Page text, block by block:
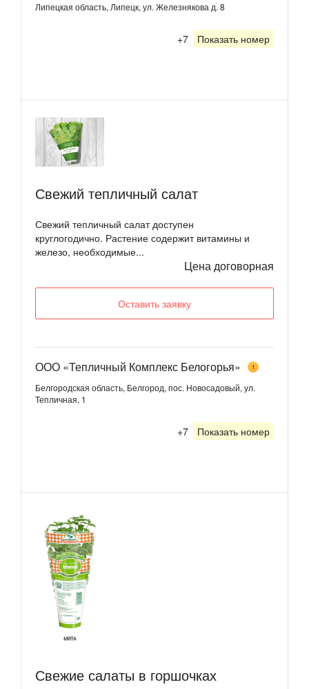
Липецкая область, Липецк, ул. Железнякова д. 8
+7 Показать номер
Свежий тепличный салат
Свежий тепличный салат доступен
круглогодично. Растение содержит витамины и
железо, необходимые...
Цена договорная
Оставить заявку
ООО «Тепличный Комплекс Белогорья» 1
Белгородская область, Белгород, пос. Новосадовый, ул.
Тепличная, 1
+7 Показать номер
Свежие салаты в горшочках